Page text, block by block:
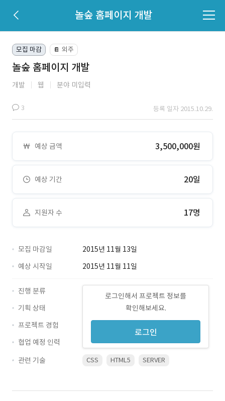
놀숲 홈페이지 개발
모집 마감 📔 외주
놀숲 홈페이지 개발
개발 웹 분야 미입력
3 등록 일자 2015.10.29.
예상 금액 3,500,000원
예상 기간 20일
지원자 수 17명
모집 마감일
2015년 11월 13일
예상 시작일
2015년 11월 11일
로그인해서 프로젝트 정보를
확인해보세요.
로그인
진행 분류
기획 상태
프로젝트 경험
협업 예정 인력
관련 기술
CSS HTML5 SERVER